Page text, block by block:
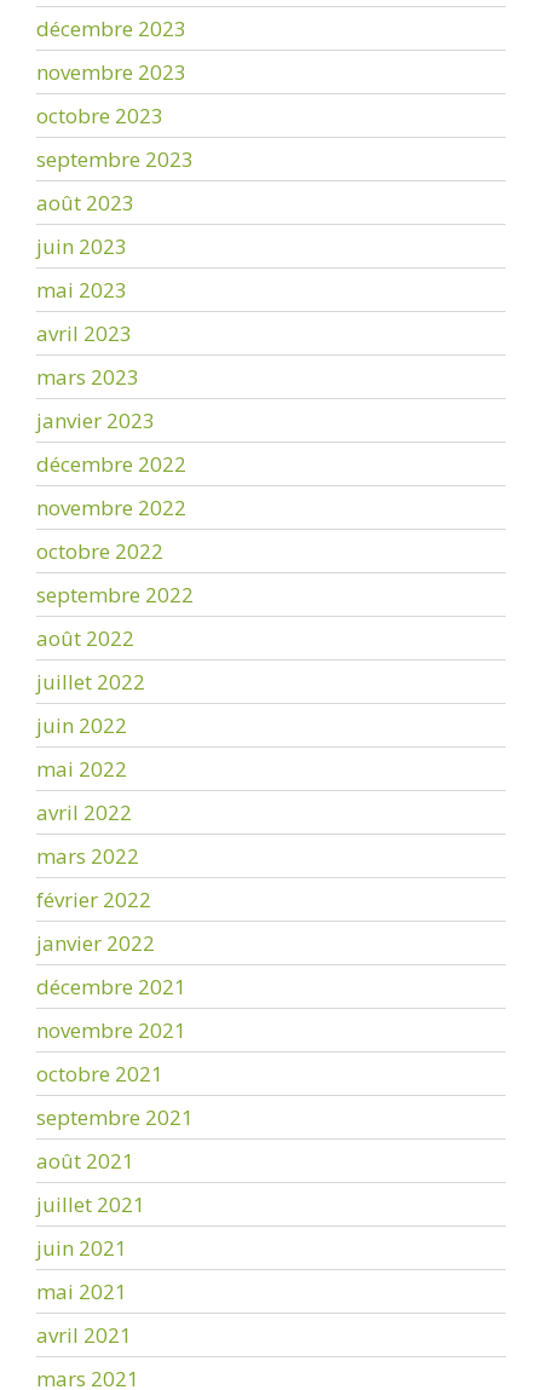
décembre 2023
novembre 2023
octobre 2023
septembre 2023
août 2023
juin 2023
mai 2023
avril 2023
mars 2023
janvier 2023
décembre 2022
novembre 2022
octobre 2022
septembre 2022
août 2022
juillet 2022
juin 2022
mai 2022
avril 2022
mars 2022
février 2022
janvier 2022
décembre 2021
novembre 2021
octobre 2021
septembre 2021
août 2021
juillet 2021
juin 2021
mai 2021
avril 2021
mars 2021